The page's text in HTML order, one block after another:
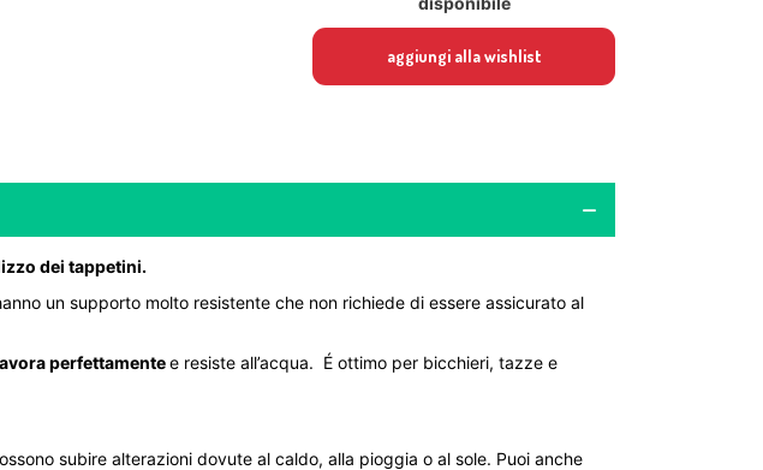
aggiungi alla wishlist
dei tappetini.
un supporto molto resistente che non richiede di essere assicurato al
perfettamentee resiste all’acqua. É ottimo per bicchieri, tazze e
subire alterazioni dovute al caldo, alla pioggia o al sole. Puoi anche